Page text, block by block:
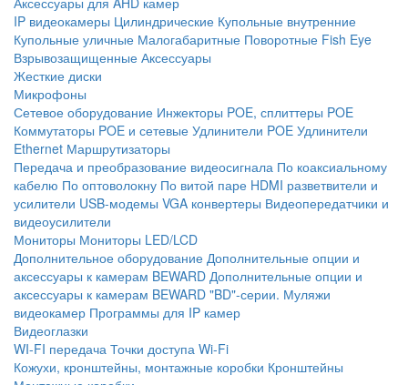
IP видеокамеры Цилиндрические Купольные внутренние
Купольные уличные Малогабаритные Поворотные Fish Eye
Взрывозащищенные Аксессуары
Жесткие диски
Микрофоны
Сетевое оборудование Инжекторы POE, сплиттеры POE
Коммутаторы POE и сетевые Удлинители POE Удлинители
Ethernet Маршрутизаторы
Передача и преобразование видеосигнала По коаксиальному
кабелю По оптоволокну По витой паре HDMI разветвители и
усилители USB-модемы VGA конвертеры Видеопередатчики и
видеоусилители
Мониторы Мониторы LED/LCD
Дополнительное оборудование Дополнительные опции и
аксессуары к камерам BEWARD Дополнительные опции и
аксессуары к камерам BEWARD "BD"-серии. Муляжи
видеокамер Программы для IP камер
Видеоглазки
WI-FI передача Точки доступа Wi-Fi
Кожухи, кронштейны, монтажные коробки Кронштейны